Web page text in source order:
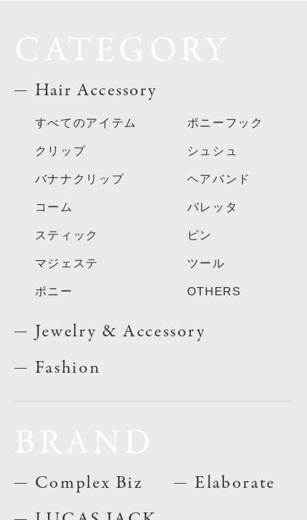
Hair Accessory
すべてのアイテム
クリップ
バナナクリップ
コーム
スティック
マジェステ
ポニー
ポニーフック
シュシュ
ヘアバンド
バレッタ
ピン
ツール
OTHERS
Jewelry & Accessory
Fashion
Complex Biz
Elaborate